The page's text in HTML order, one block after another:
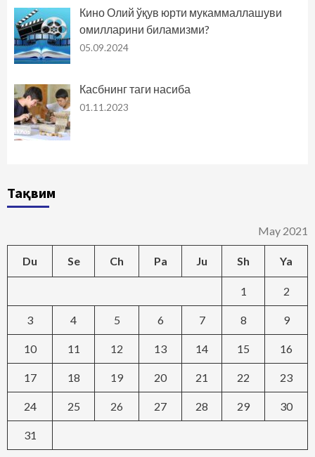
Кино Олий ўқув юрти мукаммаллашуви
омилларини биламизми?
05.09.2024
Касбнинг таги насиба
01.11.2023
Тақвим
May 2021
Du Se Ch Pa Ju Sh Ya
1 2
3 4 5 6 7 8 9
10 11 12 13 14 15 16
17 18 19 20 21 22 23
24 25 26 27 28 29 30
31